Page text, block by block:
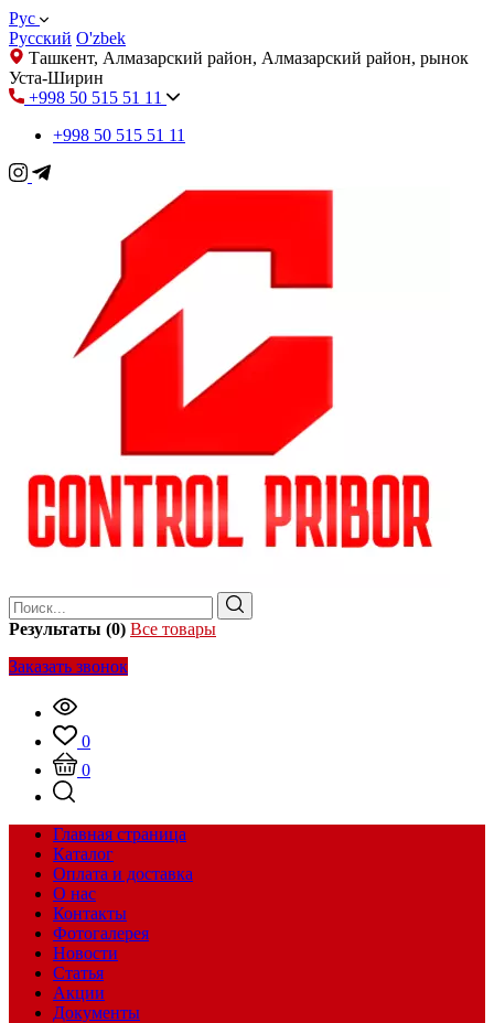
Рус
Русский O'zbek
Ташкент, Алмазарский район, Алмазарский район, рынок
Уста-Ширин
+998 50 515 51 11
+998 50 515 51 11
Результаты (0) Все товары
Заказать звонок
0
0
Главная страница
Каталог
Оплата и доставка
О нас
Контакты
Фотогалерея
Новости
Статья
Акции
Документы